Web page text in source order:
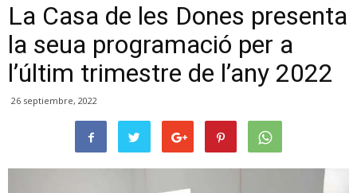
La Casa de les Dones presenta
la seua programació per a
l’últim trimestre de l’any 2022
26 septiembre, 2022